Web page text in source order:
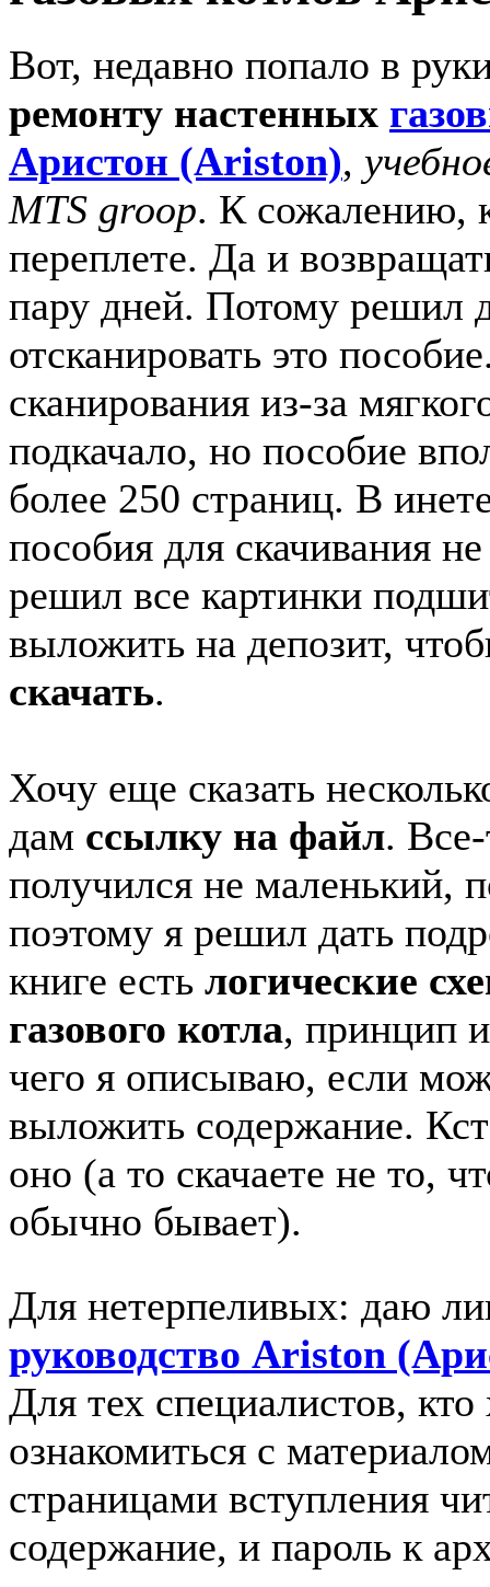
Вот, недавно попало в
ремонту настенных
Аристон (Ariston),
MTS groop. К сожалению,
переплете. Да и
пару дней. Потому решил
отсканировать это
сканирования из-за
подкачало, но пособие
более 250 страниц. В
пособия для скачивания
решил все картинки
выложить на депозит,
скачать.
Хочу еще сказать
дам ссылку на файл.
получился не маленький,
поэтому я решил дать
книге есть логические
газового котла, принцип
чего я описываю, если
выложить содержание.
оно (а то скачаете не то,
обычно бывает).
Для нетерпеливых: даю
руководство Ariston
Для тех специалистов,
ознакомиться с
страницами вступления
содержание, и пароль к